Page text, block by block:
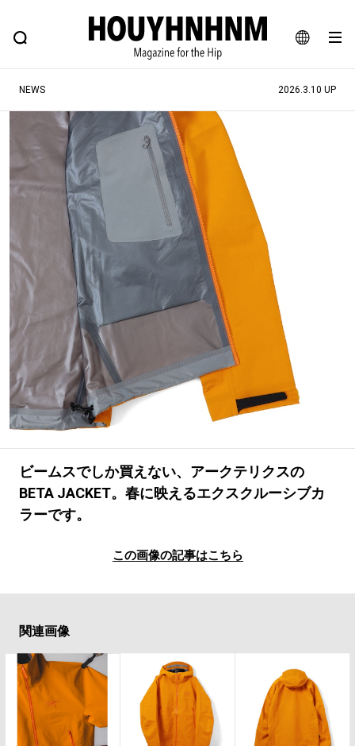
JA
EN
FEATURE BLOG SNAP
ヒップなファッション、カルチャー、ライフスタイルWEBマガジン
#注目のタグ
#SHOPPING ADDICT #憧れの逸品
#ESSENTIAL DESIGNS #古着サミット
#NEW VINTAGE #マイナーグッド図鑑
#路地裏てぃーん。 #MONTHLY JOURNAL
#GH 銘品の所以 #フイナムのYouTube
#Commune H #FOCUS IT #AH.H
#ととけん #MUSIC #MOVIE
#LIFESTYLE #OUTDOOR
#SPORTS #HANDSOME HANDBOOK
NEWS 2026.3.10 UP
ビームスでしか買えない、アークテリクスの
BETA JACKET。春に映えるエクスクルーシブカ
ラーです。
この画像の記事はこちら
関連画像